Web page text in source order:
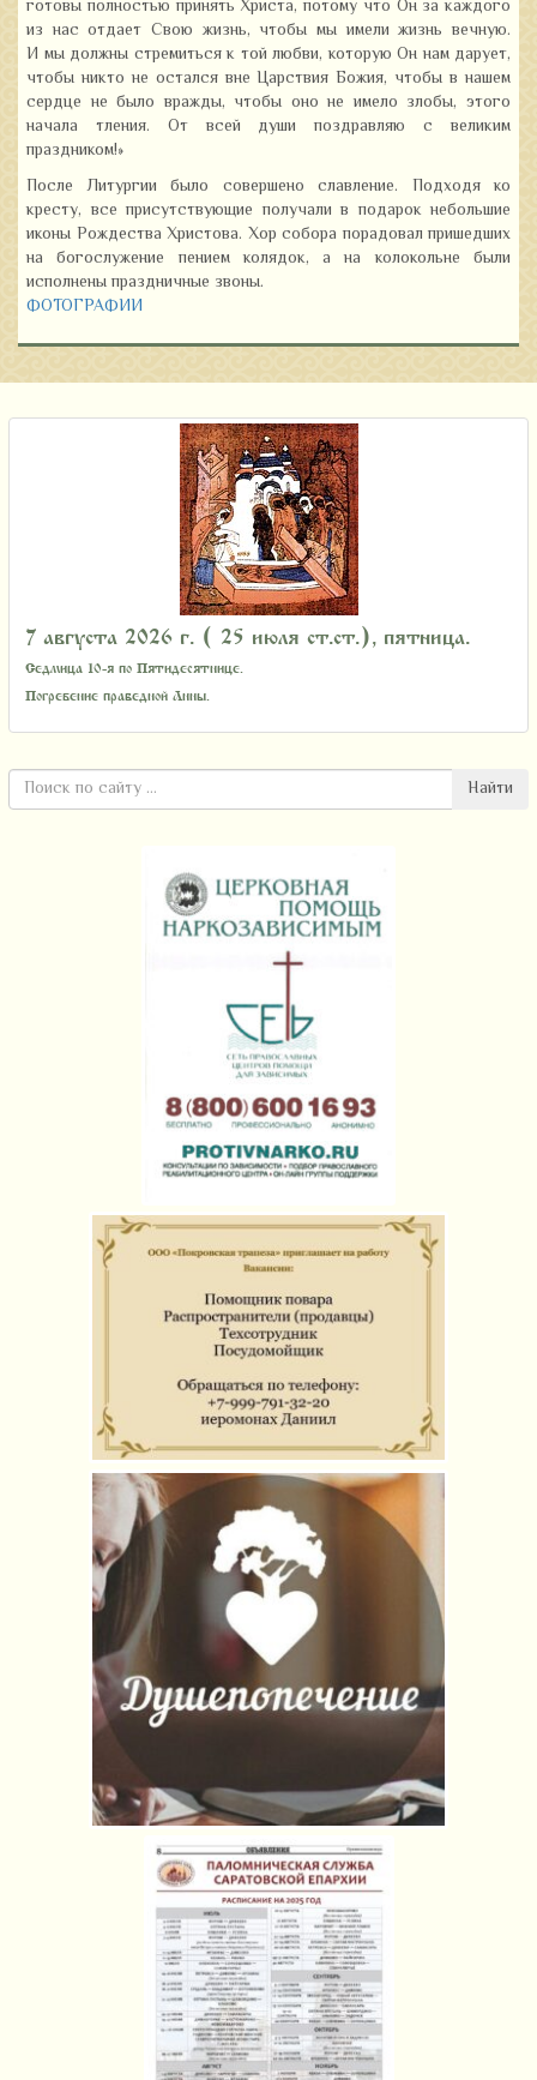
готовы полностью принять Христа, потому что Он за каждого
из нас отдает Свою жизнь, чтобы мы имели жизнь вечную.
И мы должны стремиться к той любви, которую Он нам дарует,
чтобы никто не остался вне Царствия Божия, чтобы в нашем
сердце не было вражды, чтобы оно не имело злобы, этого
начала тления. От всей души поздравляю с великим
праздником!»
После Литургии было совершено славление. Подходя ко
кресту, все присутствующие получали в подарок небольшие
иконы Рождества Христова. Хор собора порадовал пришедших
на богослужение пением колядок, а на колокольне были
исполнены праздничные звоны.
ФОТОГРАФИИ
7 августа 2026 г. ( 25 июля ст.ст.), пятница.
Седмица 10-я по Пятидесятнице.
Погребение праведной Анны.
Найти